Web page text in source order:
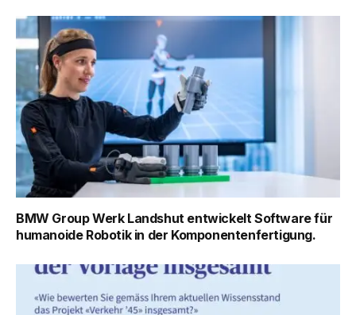
BMW Group Werk Landshut entwickelt Software für
humanoide Robotik in der Komponentenfertigung.